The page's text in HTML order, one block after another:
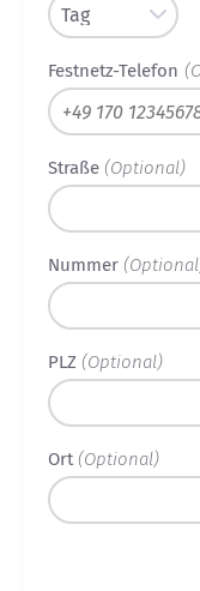
Festnetz-Telefon
Straße (Optional)
Nummer
PLZ (Optional)
Ort (Optional)